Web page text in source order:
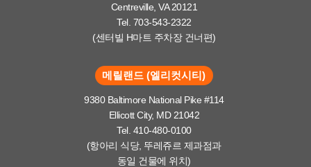
Centreville, VA 20121
Tel. 703-543-2322
(센터빌 H마트 주차장 건너편)
메릴랜드 (엘리컷시티)
9380 Baltimore National Pike #114
Ellicott City, MD 21042
Tel. 410-480-0100
(항아리 식당, 뚜레쥬르 제과점과
동일 건물에 위치)